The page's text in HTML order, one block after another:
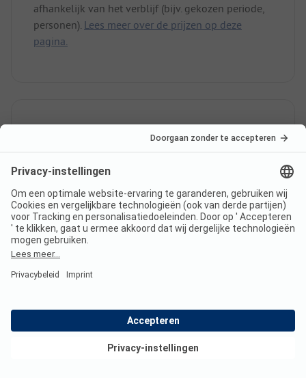
afhankelijk van het verblijf (bijv. gekozen periode,
personen). Lees meer over de prijzen op deze
pagina.
Heeft Camping Ametza sanitair
Nee, Camping Ametza biedt geen sanitair voor
minder validen.
Is er internet op Camping
Ja, er is WiFi op alle staanplaatsen.
Bekijk deals